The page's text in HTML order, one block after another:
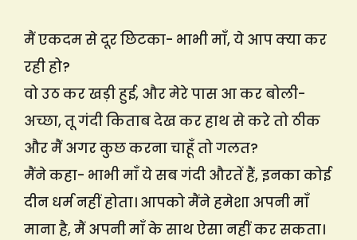
मैं एकदम से दूर छिटका- भाभी माँ, ये आप क्या कर
रही हो?
वो उठ कर खड़ी हुई, और मेरे पास आ कर बोली-
अच्छा, तू गंदी किताब देख कर हाथ से करे तो ठीक
और मैं अगर कुछ करना चाहूँ तो गलत?
मैंने कहा- भाभी माँ ये सब गंदी औरतें हैं, इनका कोई
दीन धर्म नहीं होता। आपको मैंने हमेशा अपनी माँ
माना है, मैं अपनी माँ के साथ ऐसा नहीं कर सकता।